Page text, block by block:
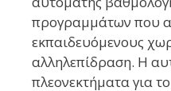
προγραμμάτων που
εκπαιδευόμενους
αλληλεπίδραση. Η
πλεονεκτήματα για